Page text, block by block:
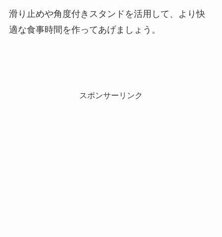
滑り止めや角度付きスタンドを活用して、より快
適な食事時間を作ってあげましょう。
スポンサーリンク